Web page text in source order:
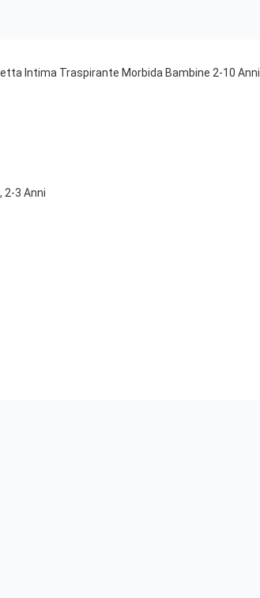
Intima Traspirante Morbida Bambine 2-10 Anni
2-3 Anni